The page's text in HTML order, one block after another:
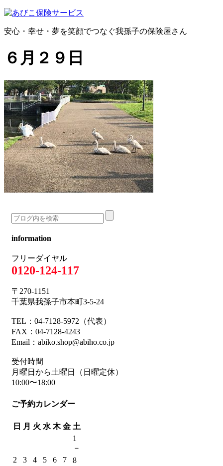
安心・幸せ・夢を笑顔でつなぐ我孫子の保険屋さん
６月２９日
information
フリーダイヤル
0120-124-117
〒270-1151
千葉県我孫子市本町3-5-24
TEL：04-7128-5972（代表）
FAX：04-7128-4243
Email：abiko.shop@abiho.co.jp
受付時間
月曜日から土曜日（日曜定休）
10:00〜18:00
ご予約カレンダー
日 月 火 水 木 金 土
1
－
2
3
4
5
6
7
8